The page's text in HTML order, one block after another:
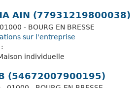
AIN (77931219800038)
- BOURG EN BRESSE
sur l'entreprise
:
individuelle
(54672007900195)